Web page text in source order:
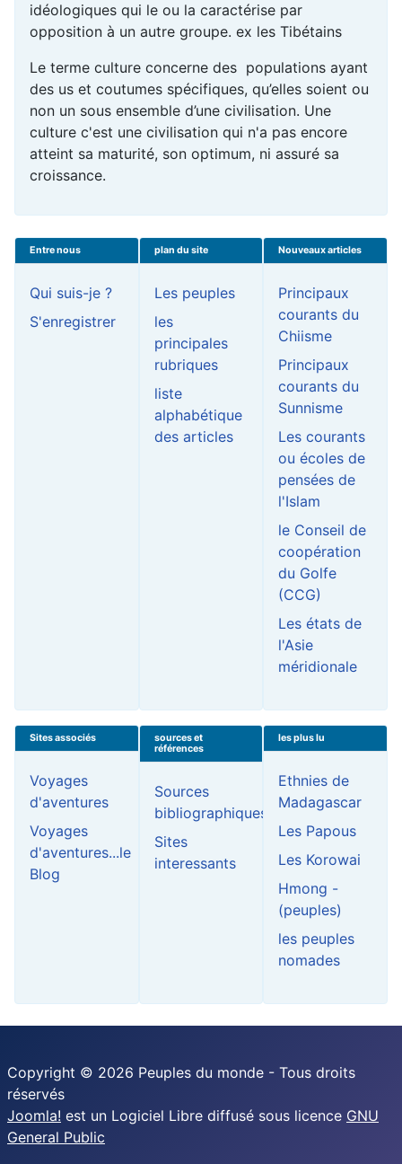
idéologiques qui le ou la caractérise par
opposition à un autre groupe. ex les Tibétains
Le terme culture concerne des populations ayant
des us et coutumes spécifiques, qu’elles soient ou
non un sous ensemble d’une civilisation. Une
culture c'est une civilisation qui n'a pas encore
atteint sa maturité, son optimum, ni assuré sa
croissance.
Entre nous
Qui suis-je ?
S'enregistrer
plan du site
Les peuples
les
principales
rubriques
liste
alphabétique
des articles
Nouveaux articles
Principaux
courants du
Chiisme
Principaux
courants du
Sunnisme
Les courants
ou écoles de
pensées de
l'Islam
le Conseil de
coopération
du Golfe
(CCG)
Les états de
l'Asie
méridionale
Sites associés
Voyages
d'aventures
Voyages
d'aventures...le
Blog
sources et
références
Sources
bibliographiques
Sites
interessants
les plus lu
Ethnies de
Madagascar
Les Papous
Les Korowai
Hmong -
(peuples)
les peuples
nomades
Copyright © 2026 Peuples du monde - Tous droits
réservés
Joomla! est un Logiciel Libre diffusé sous licence GNU
General Public